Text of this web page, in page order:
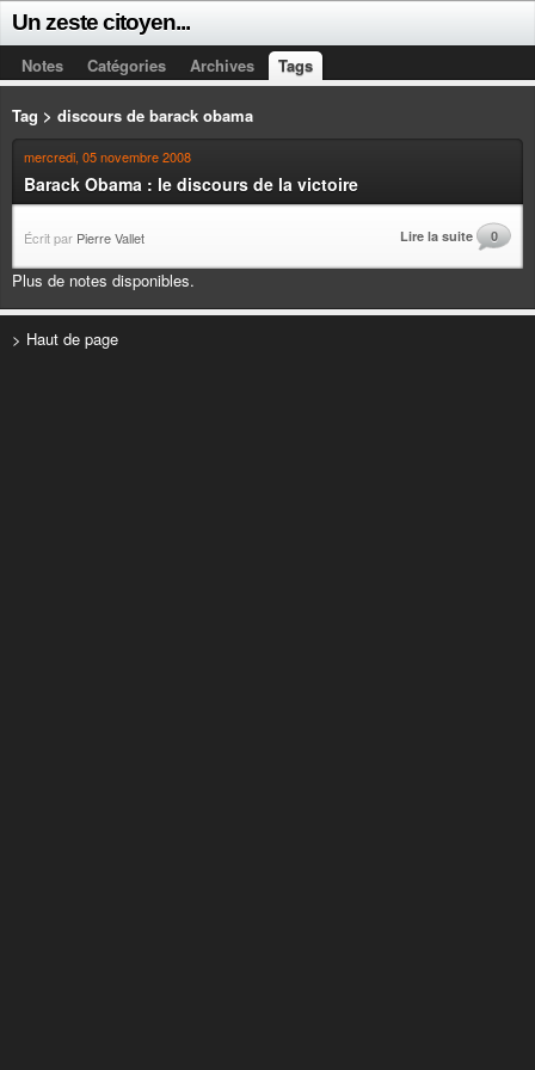
Un zeste citoyen...
Notes Catégories Archives Tags
Tag > discours de barack obama
mercredi, 05 novembre 2008
Barack Obama : le discours de la victoire
Écrit par Pierre Vallet Lire la suite 0
Plus de notes disponibles.
> Haut de page